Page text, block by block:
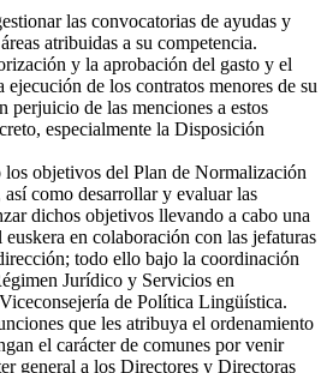
las convocatorias de ayudas y
atribuidas a su competencia.
y la aprobación del gasto y el
ejecución de los contratos menores de su
perjuicio de las menciones a estos
especialmente la Disposición
objetivos del Plan de Normalización
como desarrollar y evaluar las
dichos objetivos llevando a cabo una
euskera en colaboración con las jefaturas
todo ello bajo la coordinación
Jurídico y Servicios en
de Política Lingüística.
que les atribuya el ordenamiento
el carácter de comunes por venir
general a los Directores y Directoras